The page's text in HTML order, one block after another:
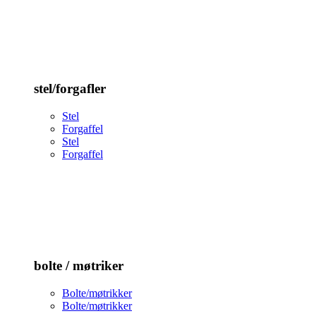
stel/forgafler
Stel
Forgaffel
Stel
Forgaffel
bolte / møtriker
Bolte/møtrikker
Bolte/møtrikker